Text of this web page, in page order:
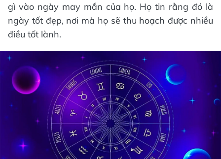
gì vào ngày may mắn của họ. Họ tin rằng đó là
ngày tốt đẹp, nơi mà họ sẽ thu hoạch được nhiều
điều tốt lành.